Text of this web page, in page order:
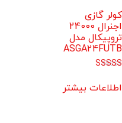
کولر گازی
اجنرال 24000
تروپیکال مدل
ASGA24FUTB
4.67
از 5
اطلاعات بیشتر